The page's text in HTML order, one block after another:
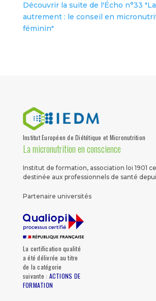
Découvrir la suite de l'Écho n°33
autrement : le conseil en
féminin"
Institut Européen de Diététique et Micronutrition
La micronutrition en conscience
Institut de formation, association loi 1901
destinée aux professionnels de santé
Partenaire universités
La certification qualité
a été délivrée au titre
de la catégorie
suivante : ACTIONS DE
FORMATION